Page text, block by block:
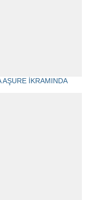
AŞURE İKRAMINDA